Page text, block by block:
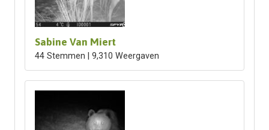
Sabine Van Miert
44 Stemmen | 9,310 Weergaven